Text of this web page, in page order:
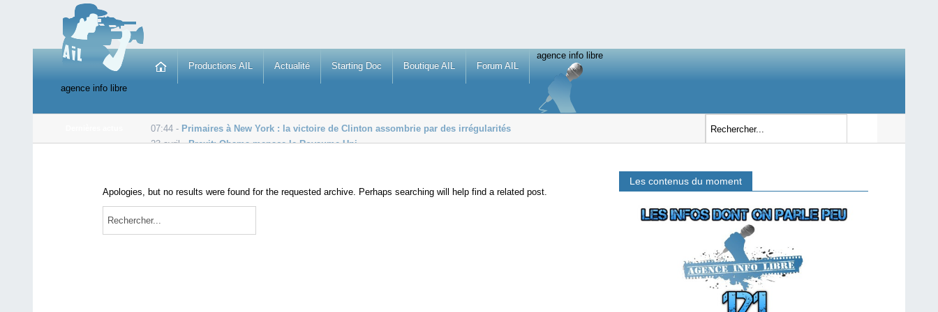
agence info libre
Productions AIL Actualité Starting Doc Boutique AIL Forum AIL
agence info libre
07:44 - Primaires à New York : la victoire de Clinton assombrie par des irrégularités
23 avril -Brexit: Obama menace le Royaume-Uni
Apologies, but no results were found for the requested archive. Perhaps searching will help find a related post.
Les contenus du moment